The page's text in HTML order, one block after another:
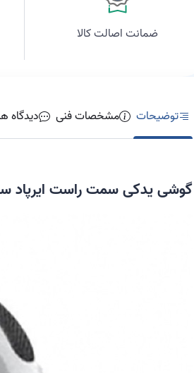
ضمانت اصالت کالا
توضیحات مشخصات فنی دیدگاه
گوشی یدکی سمت راست ایرپاد سری ۴